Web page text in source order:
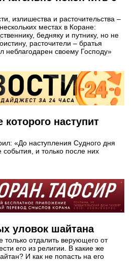
излишества и расточительства –
местах в Коране:
бедняку и путнику, но не
расточители – братья
неблагодарен своему Господу»
наступит
«До наступления Судного дня
и только после них
уловок шайтана
только отдалить верующего от
его из религии. В какие же
И как не попасть на его